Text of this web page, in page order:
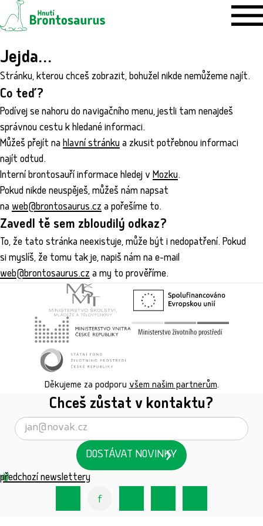
Jejda…
Stránku, kterou chceš zobrazit, bohužel nikde nemůžeme najít.
Co teď?
Podívej se nahoru do navigačního menu, jestli tam nenajdeš
správnou cestu k hledané informaci.
Můžeš přejít na hlavní stránkua zkusit potřebnou informaci
najít odtud.
Interní brontosauří informace hledej v Mozku.
Pokud nikde neuspěješ, můžeš nám napsat
na web@brontosaurus.cza pořešíme to.
Zavedl tě sem zbloudilý odkaz?
To, že tato stránka neexistuje, může být i nedopatření. Pokud
si myslíš, že tomu tak je, napiš nám na e-mail
web@brontosaurus.cza my to prověříme.
Děkujeme za podporuvšem našim partnerům.
Chceš zůstat v kontaktu?
DOSTÁVAT NOVINKY
předchozí newslettery